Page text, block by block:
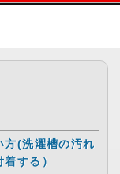
方(洗濯槽の汚れ
する）